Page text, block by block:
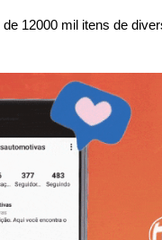
12000 mil itens de